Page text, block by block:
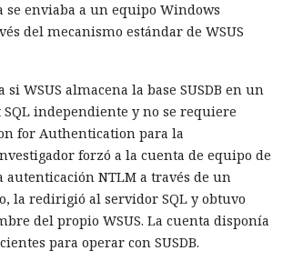
se enviaba a un equipo Windows
del mecanismo estándar de WSUS
WSUS almacena la base SUSDB en un
independiente y no se requiere
for Authentication para la
forzó a la cuenta de equipo de
autenticación NTLM a través de un
la redirigió al servidor SQL y obtuvo
del propio WSUS. La cuenta disponía
para operar con SUSDB.